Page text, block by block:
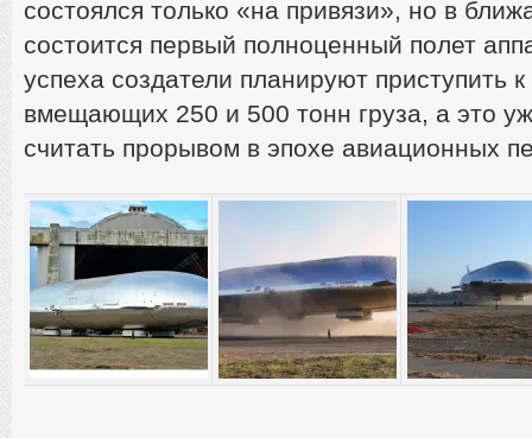
состоялся только «на привязи», но в
состоится первый полноценный полет
успеха создатели планируют приступить
вмещающих 250 и 500 тонн груза, а это
считать прорывом в эпохе авиационных